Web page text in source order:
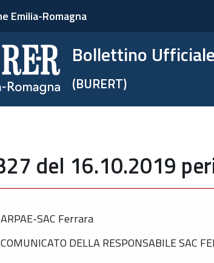
Emilia-Romagna
Bollettino
(BURERT)
del 16.10.2019
ARPAE-SAC Ferrara
COMUNICATO DELLA RESPONSABILE SAC